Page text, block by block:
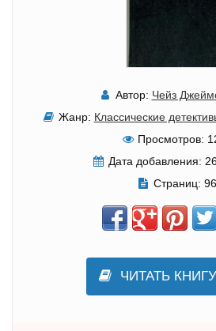
Автор: Чейз
Жанр: Классические
Просмотров:
Дата добавления:
Страниц: 96
ЧИТАТЬ КНИГУ